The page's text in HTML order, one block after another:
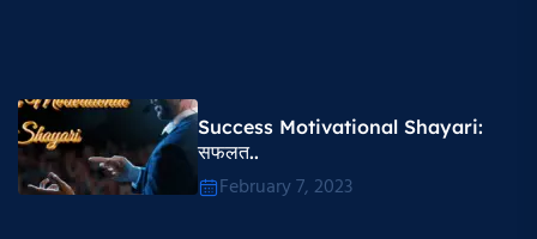
Success Motivational Shayari​:
सफलत..
February 7, 2023